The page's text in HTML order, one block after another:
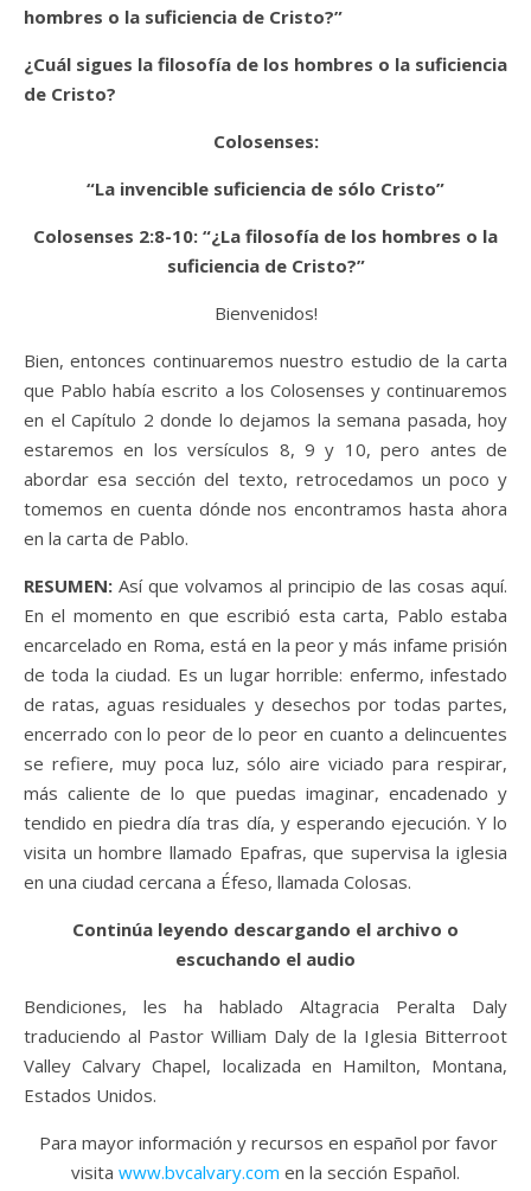
hombres o la suficiencia de Cristo?”
¿Cuál sigues la filosofía de los hombres o la suficiencia
de Cristo?
Colosenses:
“La invencible suficiencia de sólo Cristo”
Colosenses 2:8-10: “¿La filosofía de los hombres o la
suficiencia de Cristo?”
Bienvenidos!
Bien, entonces continuaremos nuestro estudio de la carta
que Pablo había escrito a los Colosenses y continuaremos
en el Capítulo 2 donde lo dejamos la semana pasada, hoy
estaremos en los versículos 8, 9 y 10, pero antes de
abordar esa sección del texto, retrocedamos un poco y
tomemos en cuenta dónde nos encontramos hasta ahora
en la carta de Pablo.
RESUMEN: Así que volvamos al principio de las cosas aquí.
En el momento en que escribió esta carta, Pablo estaba
encarcelado en Roma, está en la peor y más infame prisión
de toda la ciudad. Es un lugar horrible: enfermo, infestado
de ratas, aguas residuales y desechos por todas partes,
encerrado con lo peor de lo peor en cuanto a delincuentes
se refiere, muy poca luz, sólo aire viciado para respirar,
más caliente de lo que puedas imaginar, encadenado y
tendido en piedra día tras día, y esperando ejecución. Y lo
visita un hombre llamado Epafras, que supervisa la iglesia
en una ciudad cercana a Éfeso, llamada Colosas.
Continúa leyendo descargando el archivo o
escuchando el audio
Bendiciones, les ha hablado Altagracia Peralta Daly
traduciendo al Pastor William Daly de la Iglesia Bitterroot
Valley Calvary Chapel, localizada en Hamilton, Montana,
Estados Unidos.
Para mayor información y recursos en español por favor
visita www.bvcalvary.com en la sección Español.